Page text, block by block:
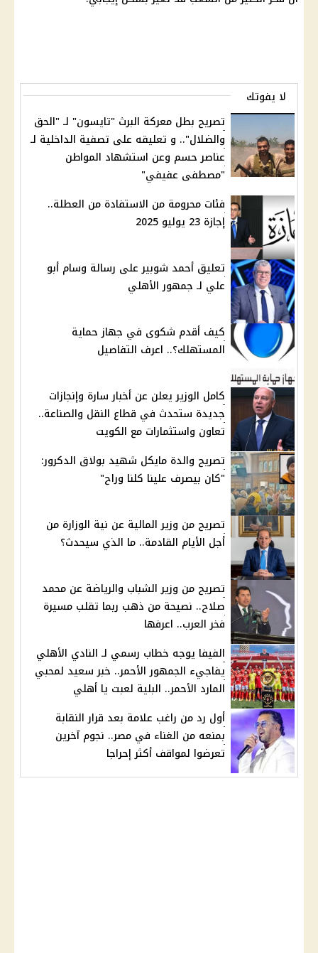
لا يفوتك
تصريح بطل معركة البرث "تايسون" لـ "الحق
والضلال".. و تعليقه على تصفية الداخلية لـ
عناصر حسم وعن استشهاد المواطن
"مصطفى عفيفي"
فئات محرومة من الاستفادة من العطلة..
إجازة 23 يوليو 2025
تعليق أحمد شوبير على رسالة وسام أبو
علي لـ جمهور الأهلي
كيف أقدم شكوى في جهاز حماية
المستهلك؟.. اعرف التفاصيل
كامل الوزير يعلن عن أخبار سارة وإنجازات
جديدة ستحدث في قطاع النقل والصناعة..
تعاون واستثمارات مع الكويت
تصريح والدة مايكل شهيد بولاق الدكرور:
"كان بيصرف علينا كلنا وراح"
تصريح من وزير المالية عن نية الوزارة من
أجل الأيام القادمة.. ما الذي سيحدث؟
تصريح من وزير الشباب والرياضة عن محمد
صلاح.. نصيحة من ذهب ربما تقلب مسيرة
فخر العرب.. اعرفها
الفيفا يوجه خطاب رسمي لـ النادي الأهلي
يفاجيء الجمهور الأحمر.. خبر سعيد لمحبي
المارد الأحمر.. البلية لعبت يا أهلي
أول رد من راغب علامة بعد قرار النقابة
بمنعه من الغناء في مصر.. نجوم آخرين
تعرضوا لمواقف أكثر إحراجا